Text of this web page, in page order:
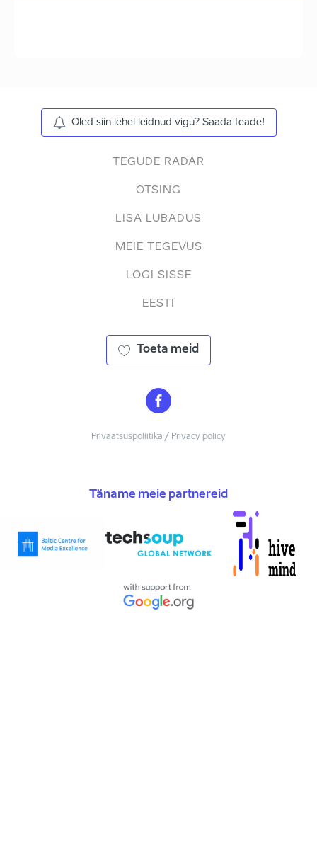
Oled siin lehel leidnud vigu? Saada teade!
TEGUDE RADAR
OTSING
LISA LUBADUS
MEIE TEGEVUS
LOGI SISSE
EESTI
Toeta meid
Privaatsuspoliitika / Privacy policy
Täname meie partnereid